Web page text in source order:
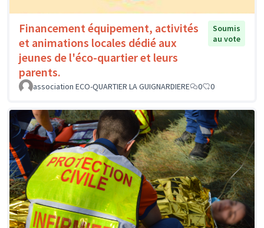
Financement équipement, activités
et animations locales dédié aux
jeunes de l'éco-quartier et leurs
parents.
Soumis
au vote
association ECO-QUARTIER LA GUIGNARDIERE 0 0